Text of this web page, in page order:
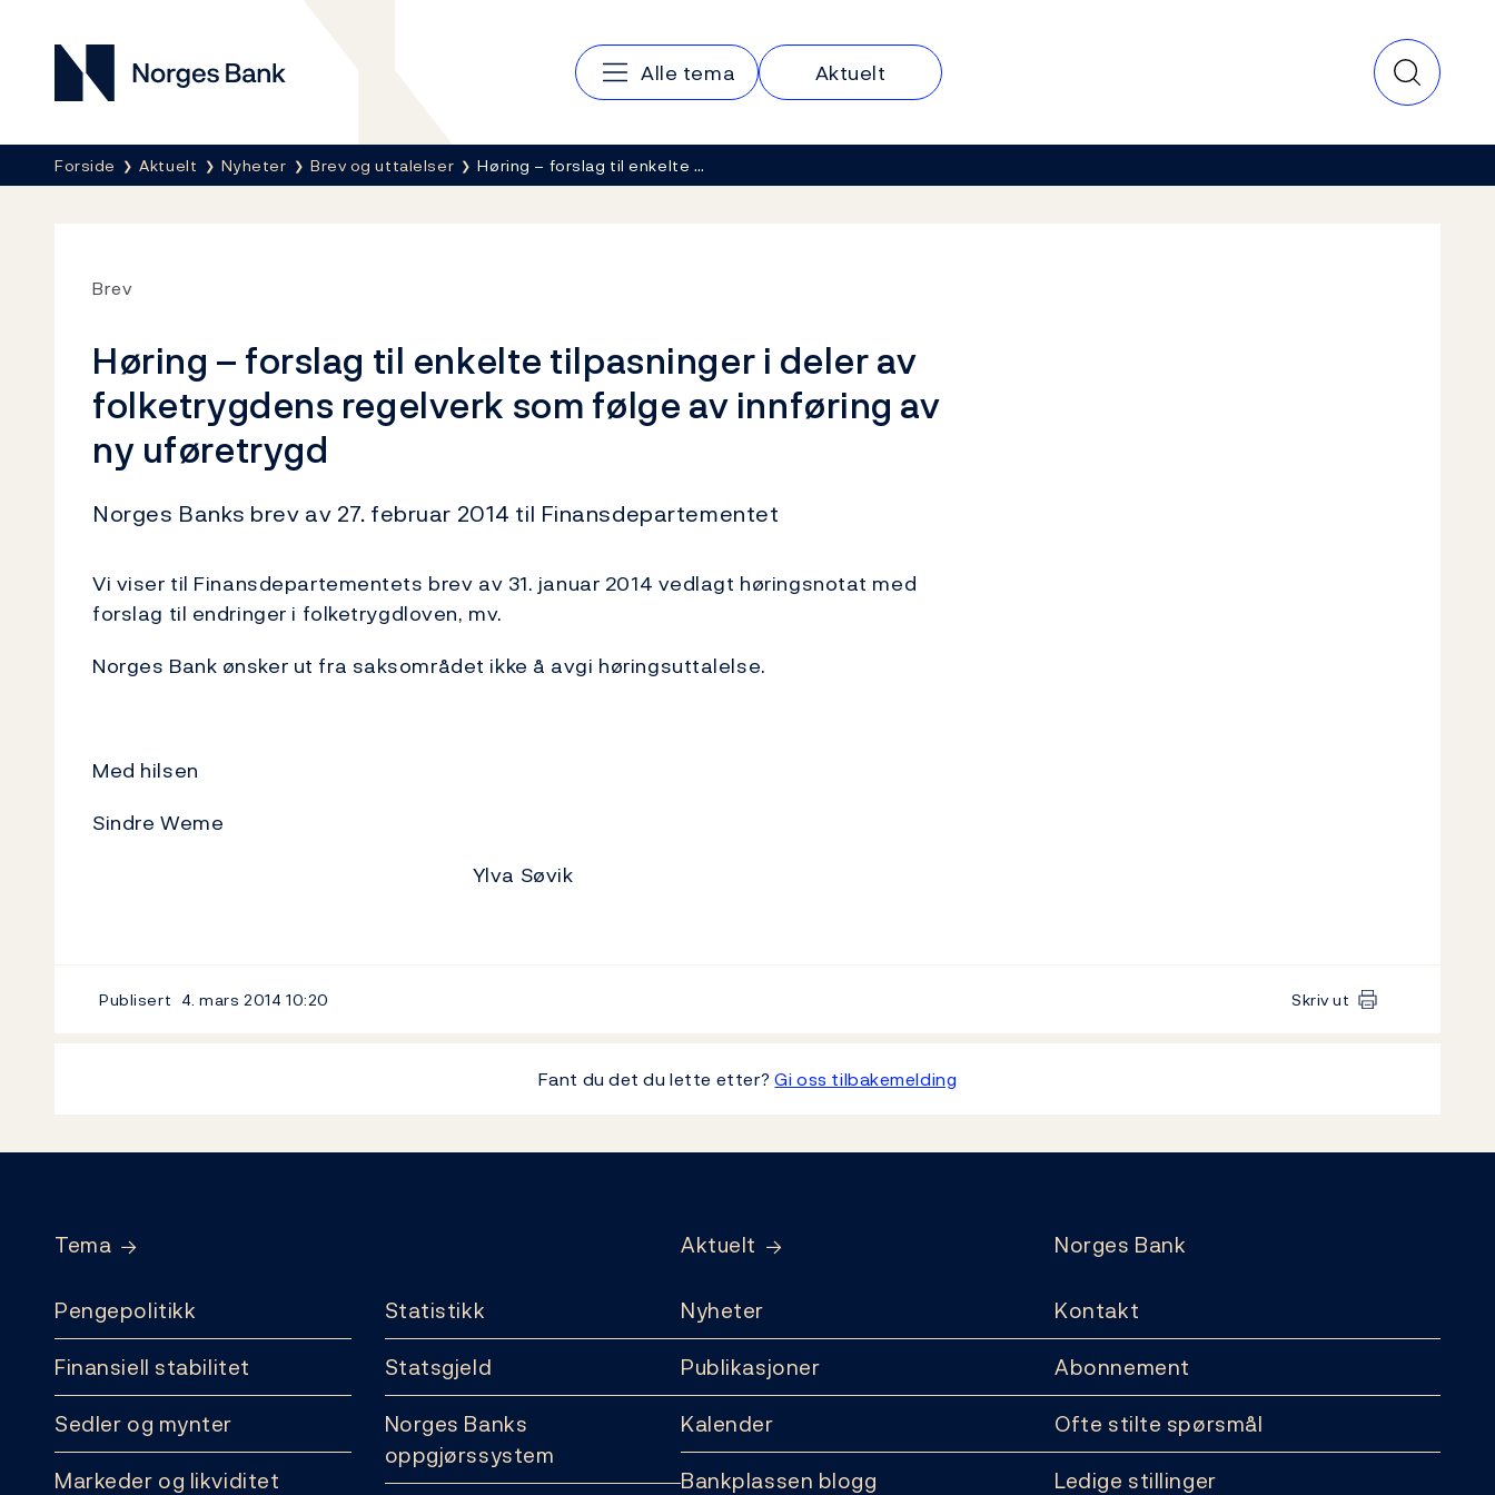
Norges Bank
Hovedmeny
Alle tema Aktuelt
Her er du nå:
Forside Aktuelt Nyheter Brev og uttalelser Høring – forslag til enkelte …
Brev
Høring – forslag til enkelte tilpasninger i deler av
folketrygdens regelverk som følge av innføring av
ny uføretrygd
Norges Banks brev av 27. februar 2014 til Finansdepartementet
Vi viser til Finansdepartementets brev av 31. januar 2014 vedlagt høringsnotat med
forslag til endringer i folketrygdloven, mv.
Norges Bank ønsker ut fra saksområdet ikke å avgi høringsuttalelse.
Med hilsen
Sindre Weme
Ylva Søvik
Publisert 4. mars 2014 10:20 Skriv ut
Fant du det du lette etter?Gi oss tilbakemelding
Tema
Pengepolitikk
Finansiell stabilitet
Sedler og mynter
Markeder og likviditet
Statistikk
Statsgjeld
Norges Banks
oppgjørssystem
Aktuelt
Nyheter
Publikasjoner
Kalender
Bankplassen blogg
Norges Bank
Kontakt
Abonnement
Ofte stilte spørsmål
Ledige stillinger